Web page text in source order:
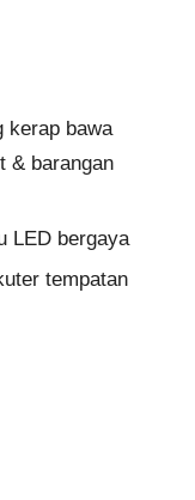
kerap bawa
& barangan
LED bergaya
tempatan